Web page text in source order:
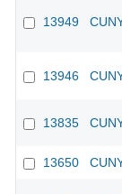
13949
13946
13835
13650